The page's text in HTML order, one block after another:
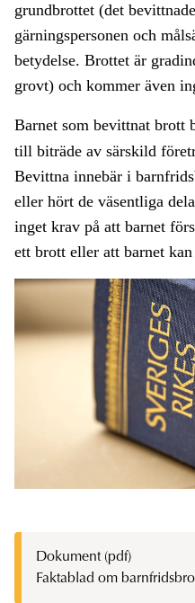
grundbrottet (det
gärningspersonen och
betydelse. Brottet är
grovt) och kommer även
Barnet som bevittnat brott
till biträde av särskild
Bevittna innebär i
eller hört de väsentliga
inget krav på att barnet
ett brott eller att barnet
Dokument (pdf)
Faktablad om